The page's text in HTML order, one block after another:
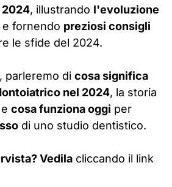
2024, illustrando l'evoluzione
e fornendo preziosi consigli
le sfide del 2024.
parleremo di cosa significa
nel 2024, la storia
cosa funziona oggi per
di uno studio dentistico.
Vedila cliccando il link